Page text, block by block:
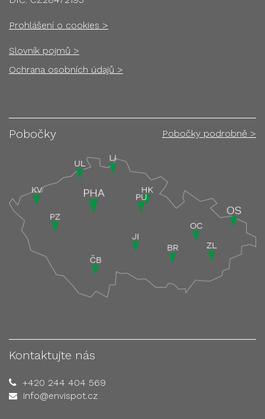
Prohlášení o cookies >
Slovník pojmů >
Ochrana osobních údajů >
Pobočky Pobočky podrobně >
Kontaktujte nás
+420 244 404 569
info@envispot.cz